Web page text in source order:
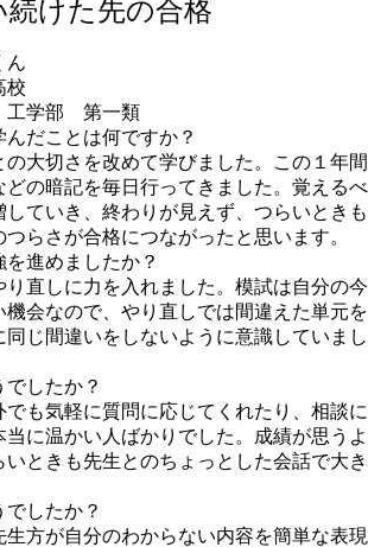
続けた先の合格
ん
校
工学部 第一類
だことは何ですか？
の大切さを改めて学びました。この１年間
どの暗記を毎日行ってきました。覚えるべ
していき、終わりが見えず、つらいときも
らさが合格につながったと思います。
進めましたか？
り直しに力を入れました。模試は自分の今
会なので、やり直しでは間違えた単元を
同じ間違いをしないように意識していまし
したか？
でも気軽に質問に応じてくれたり、相談に
に温かい人ばかりでした。成績が思うよ
いときも先生とのちょっとした会話で大き
したか？
生方が自分のわからない内容を簡単な表現